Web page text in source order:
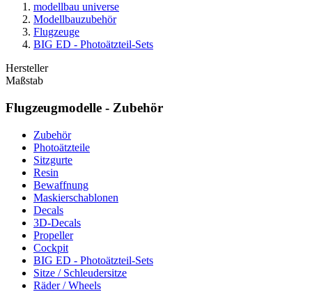
modellbau universe
Modellbauzubehör
Flugzeuge
BIG ED - Photoätzteil-Sets
Hersteller
Maßstab
Flugzeugmodelle - Zubehör
Zubehör
Photoätzteile
Sitzgurte
Resin
Bewaffnung
Maskierschablonen
Decals
3D-Decals
Propeller
Cockpit
BIG ED - Photoätzteil-Sets
Sitze / Schleudersitze
Räder / Wheels